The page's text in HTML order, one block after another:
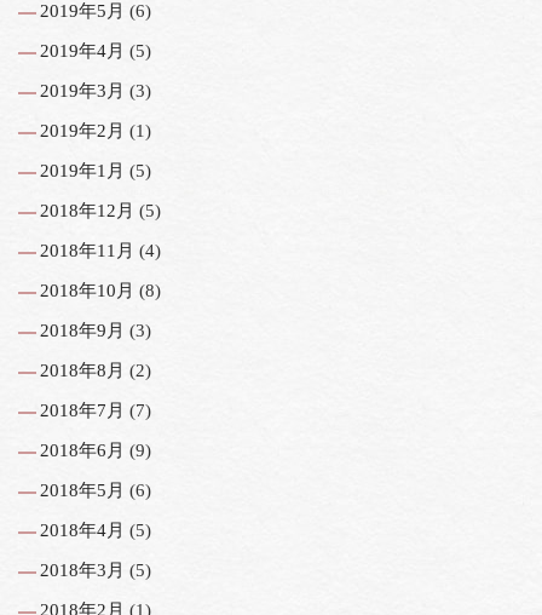
2019年5月 (6)
2019年4月 (5)
2019年3月 (3)
2019年2月 (1)
2019年1月 (5)
2018年12月 (5)
2018年11月 (4)
2018年10月 (8)
2018年9月 (3)
2018年8月 (2)
2018年7月 (7)
2018年6月 (9)
2018年5月 (6)
2018年4月 (5)
2018年3月 (5)
2018年2月 (1)